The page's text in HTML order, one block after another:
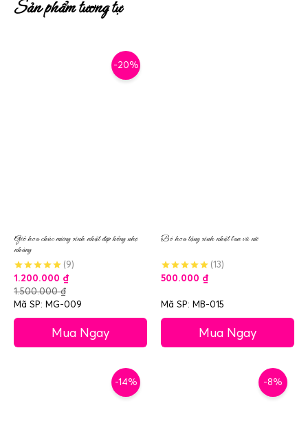
Sản phẩm tương tự
-20%
Giỏ hoa chúc mừng sinh nhật đẹp hồng nhẹ
nhàng
(9)
1.200.000 ₫
1.500.000₫
Mã SP: MG-009
Mua Ngay
Bó hoa tặng sinh nhật lan vũ nữ
(13)
500.000 ₫
Mã SP: MB-015
Mua Ngay
-14% -8%